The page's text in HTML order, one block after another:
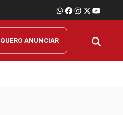
QUERO ANUNCIAR